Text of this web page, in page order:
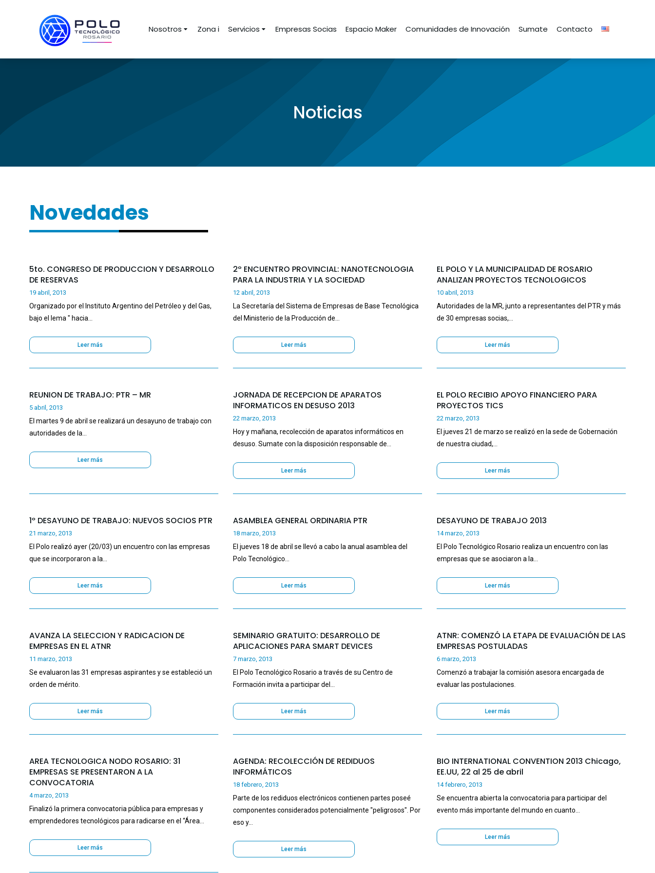
Nosotros Zona i Servicios Empresas Socias Espacio Maker Comunidades de Innovación Sumate Contacto
Noticias
Novedades
5to. CONGRESO DE PRODUCCION Y DESARROLLO
DE RESERVAS
19 abril, 2013
Organizado por el Instituto Argentino del Petróleo y del Gas,
bajo el lema " hacia…
Leer más
2º ENCUENTRO PROVINCIAL: NANOTECNOLOGIA
PARA LA INDUSTRIA Y LA SOCIEDAD
12 abril, 2013
La Secretaría del Sistema de Empresas de Base Tecnológica
del Ministerio de la Producción de…
Leer más
EL POLO Y LA MUNICIPALIDAD DE ROSARIO
ANALIZAN PROYECTOS TECNOLOGICOS
10 abril, 2013
Autoridades de la MR, junto a representantes del PTR y más
de 30 empresas socias,…
Leer más
REUNION DE TRABAJO: PTR – MR
5 abril, 2013
El martes 9 de abril se realizará un desayuno de trabajo con
autoridades de la…
Leer más
JORNADA DE RECEPCION DE APARATOS
INFORMATICOS EN DESUSO 2013
22 marzo, 2013
Hoy y mañana, recolección de aparatos informáticos en
desuso. Sumate con la disposición responsable de…
Leer más
EL POLO RECIBIO APOYO FINANCIERO PARA
PROYECTOS TICS
22 marzo, 2013
El jueves 21 de marzo se realizó en la sede de Gobernación
de nuestra ciudad,…
Leer más
1º DESAYUNO DE TRABAJO: NUEVOS SOCIOS PTR
21 marzo, 2013
El Polo realizó ayer (20/03) un encuentro con las empresas
que se incorporaron a la…
Leer más
ASAMBLEA GENERAL ORDINARIA PTR
18 marzo, 2013
El jueves 18 de abril se llevó a cabo la anual asamblea del
Polo Tecnológico…
Leer más
DESAYUNO DE TRABAJO 2013
14 marzo, 2013
El Polo Tecnológico Rosario realiza un encuentro con las
empresas que se asociaron a la…
Leer más
AVANZA LA SELECCION Y RADICACION DE
EMPRESAS EN EL ATNR
11 marzo, 2013
Se evaluaron las 31 empresas aspirantes y se estableció un
orden de mérito.
Leer más
SEMINARIO GRATUITO: DESARROLLO DE
APLICACIONES PARA SMART DEVICES
7 marzo, 2013
El Polo Tecnológico Rosario a través de su Centro de
Formación invita a participar del…
Leer más
ATNR: COMENZÓ LA ETAPA DE EVALUACIÓN DE LAS
EMPRESAS POSTULADAS
6 marzo, 2013
Comenzó a trabajar la comisión asesora encargada de
evaluar las postulaciones.
Leer más
AREA TECNOLOGICA NODO ROSARIO: 31
EMPRESAS SE PRESENTARON A LA
CONVOCATORIA
4 marzo, 2013
Finalizó la primera convocatoria pública para empresas y
emprendedores tecnológicos para radicarse en el “Área…
Leer más
AGENDA: RECOLECCIÓN DE REDIDUOS
INFORMÁTICOS
18 febrero, 2013
Parte de los rediduos electrónicos contienen partes poseé
componentes considerados potencialmente "peligrosos". Por
eso y…
Leer más
BIO INTERNATIONAL CONVENTION 2013 Chicago,
EE.UU, 22 al 25 de abril
14 febrero, 2013
Se encuentra abierta la convocatoria para participar del
evento más importante del mundo en cuanto…
Leer más